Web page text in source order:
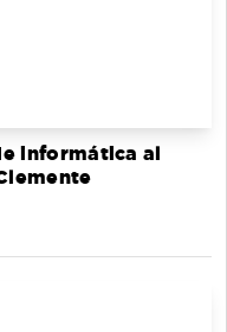
informática al